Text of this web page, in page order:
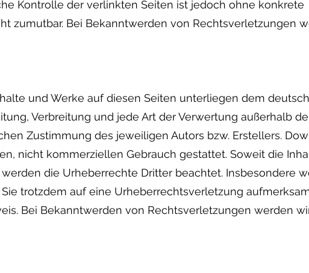
Kontrolle der verlinkten Seiten ist jedoch ohne konkrete
zumutbar. Bei Bekanntwerden von Rechtsverletzungen
und Werke auf diesen Seiten unterliegen dem
Verbreitung und jede Art der Verwertung außerhalb
Zustimmung des jeweiligen Autors bzw. Erstellers.
nicht kommerziellen Gebrauch gestattet. Soweit die
die Urheberrechte Dritter beachtet. Insbesondere
trotzdem auf eine Urheberrechtsverletzung
Bei Bekanntwerden von Rechtsverletzungen werden